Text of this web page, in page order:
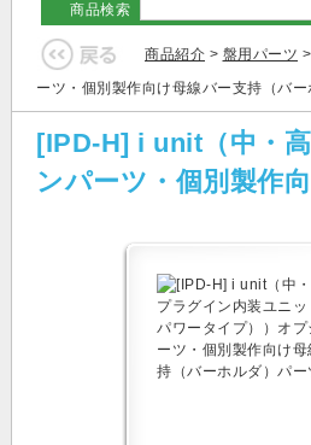
商品検索
商品紹介 > 盤用パーツ >
ーツ・個別製作向け母線バー支持（バ
[IPD-H] i unit（中・
ンパーツ・個別製作